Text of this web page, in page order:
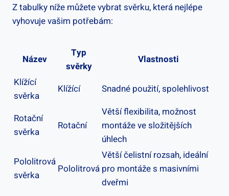
Z tabulky níže můžete vybrat svěrku, která nejlépe
vyhovuje vašim potřebám:
Název
Typ
svěrky
Vlastnosti
Klížící
svěrka
Klížící Snadné použití, spolehlivost
Rotační
svěrka
Rotační
Větší flexibilita, možnost
montáže ve složitějších
úhlech
Pololitrová
svěrka
Pololitrová
Větší čelistní rozsah, ideální
pro montáže s masivními
dveřmi